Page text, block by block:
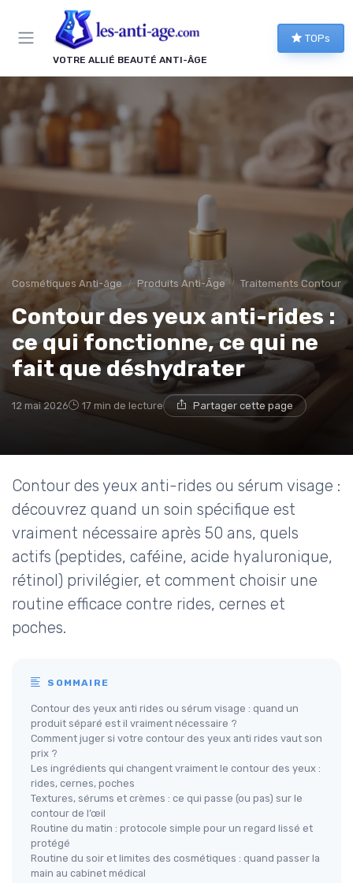
VOTRE ALLIÉ BEAUTÉ ANTI-ÂGE
TOPs
Cosmétiques Anti-âge Produits Anti-Âge Traitements Contour
Contour des yeux anti-rides :
ce qui fonctionne, ce qui ne
fait que déshydrater
12 mai 2026 17 min de lecture Partager cette page
Contour des yeux anti-rides ou sérum visage :
découvrez quand un soin spécifique est
vraiment nécessaire après 50 ans, quels
actifs (peptides, caféine, acide hyaluronique,
rétinol) privilégier, et comment choisir une
routine efficace contre rides, cernes et
poches.
SOMMAIRE
Contour des yeux anti rides ou sérum visage : quand un
produit séparé est il vraiment nécessaire ?
Comment juger si votre contour des yeux anti rides vaut son
prix ?
Les ingrédients qui changent vraiment le contour des yeux :
rides, cernes, poches
Textures, sérums et crèmes : ce qui passe (ou pas) sur le
contour de l’œil
Routine du matin : protocole simple pour un regard lissé et
protégé
Routine du soir et limites des cosmétiques : quand passer la
main au cabinet médical